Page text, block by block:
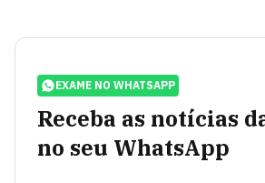
EXAME NO WHATSAPP
Receba as notícias
no seu WhatsApp